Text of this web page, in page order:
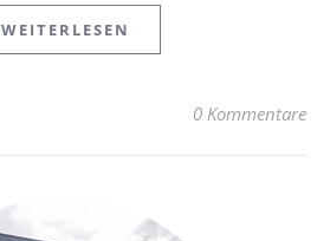
WEITERLESEN
0 Kommentare